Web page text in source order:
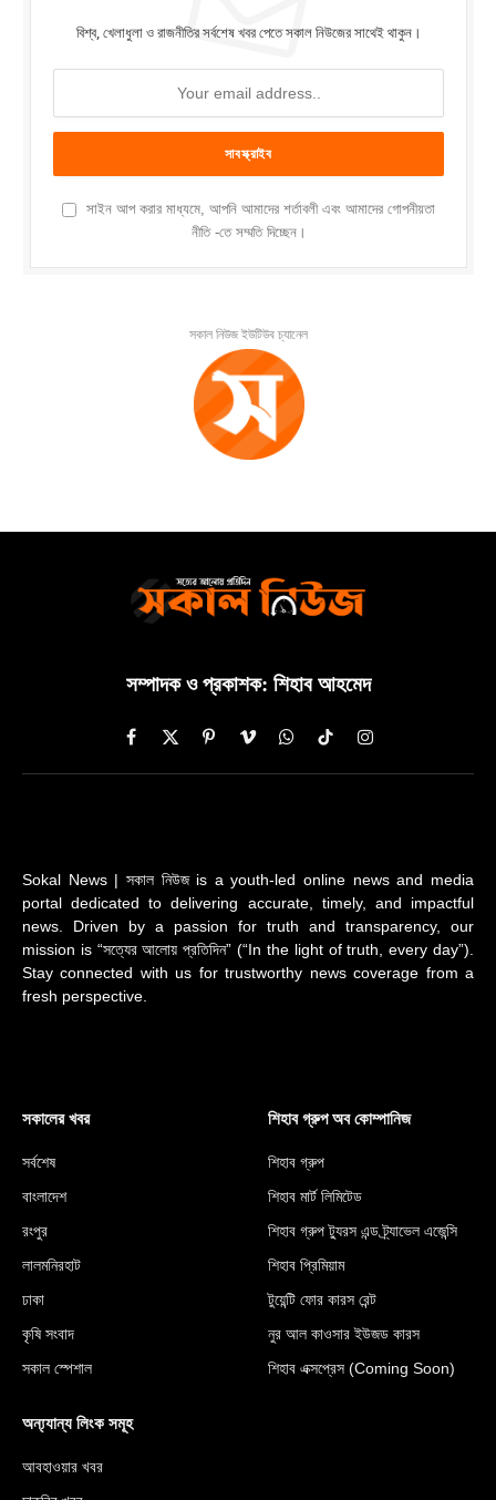
বিশ্ব, খেলাধুলা ও রাজনীতির সর্বশেষ খবর পেতে সকাল নিউজের সাথেই থাকুন।
সাইন আপ করার মাধ্যমে, আপনি আমাদের শর্তাবলী এবং আমাদের গোপনীয়তা
নীতি -তে সম্মতি দিচ্ছেন।
সকাল নিউজ ইউটিউব চ্যানেল
সম্পাদক ও প্রকাশক: শিহাব আহমেদ
Facebook
X
(Twitter)
PinterestVimeoWhatsAppTikTokInstagram
Sokal News | সকাল নিউজ is a youth-led online news and media
portal dedicated to delivering accurate, timely, and impactful
news. Driven by a passion for truth and transparency, our
mission is “সত্যের আলোয় প্রতিদিন” (“In the light of truth, every day”).
Stay connected with us for trustworthy news coverage from a
fresh perspective.
সকালের খবর
সর্বশেষ
বাংলাদেশ
রংপুর
লালমনিরহাট
ঢাকা
কৃষি সংবাদ
সকাল স্পেশাল
শিহাব গ্রুপ অব কোম্পানিজ
শিহাব গ্রুপ
শিহাব মার্ট লিমিটেড
শিহাব গ্রুপ ট্যুরস এন্ড ট্র্যাভেল এজেন্সি
শিহাব প্রিমিয়াম
টুয়েন্টি ফোর কারস রেন্ট
নুর আল কাওসার ইউজড কারস
শিহাব এক্সপ্রেস (Coming Soon)
অন্য্যান্য লিংক সমূহ
আবহাওয়ার খবর